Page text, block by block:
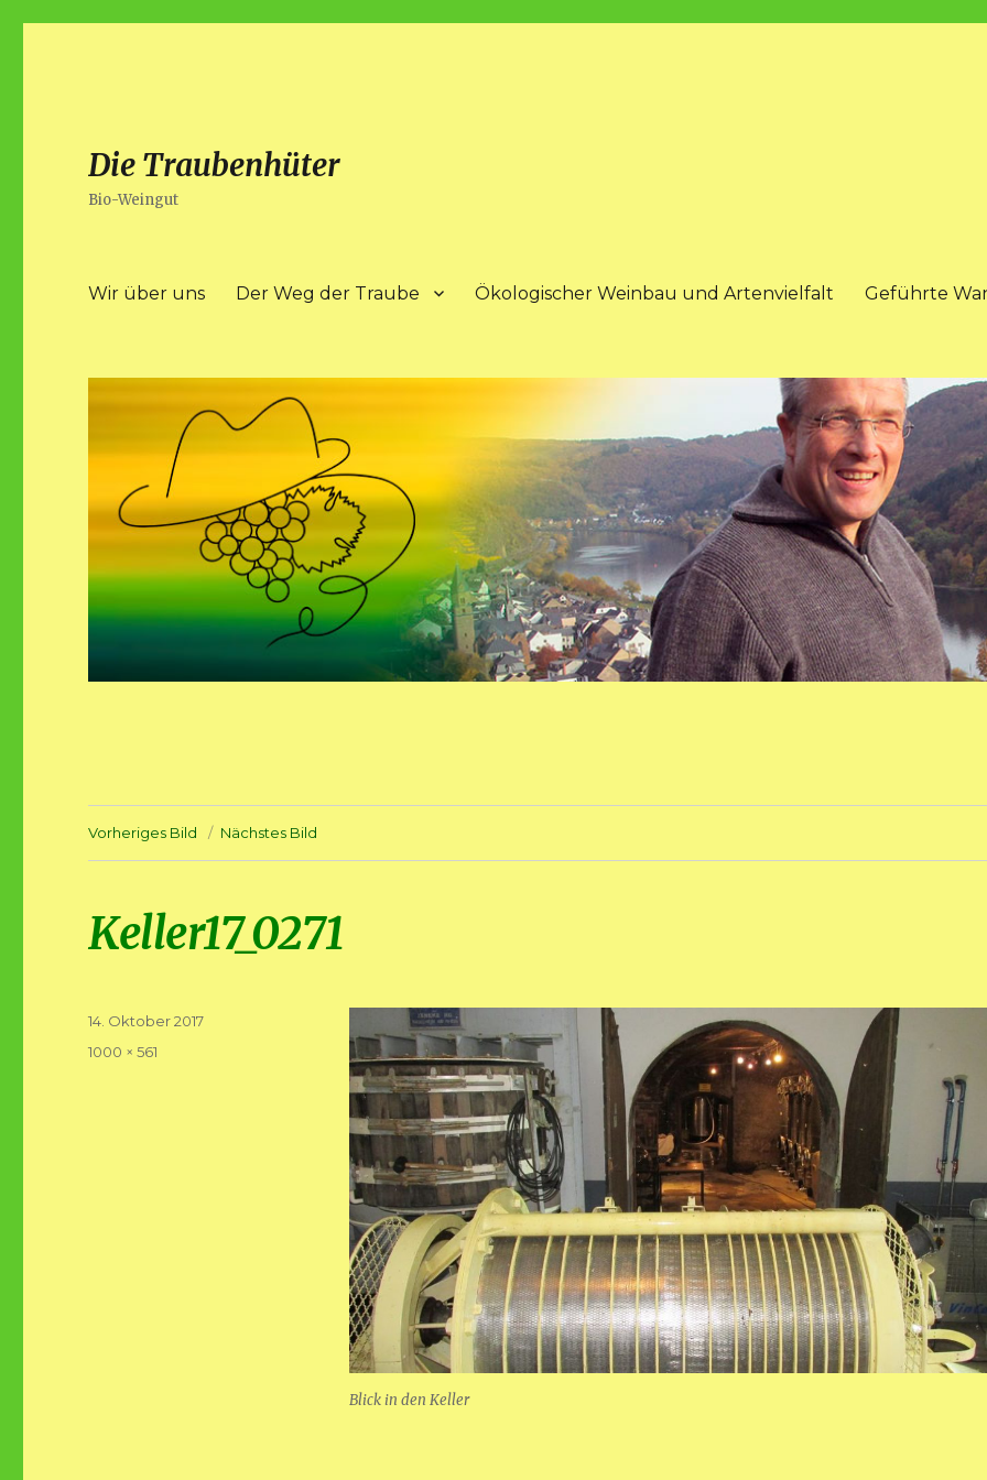
Die Traubenhüter
Bio-Weingut
Wir über uns Der Weg der Traube Ökologischer Weinbau und Artenvielfalt Geführte
Vorheriges Bild Nächstes Bild
Keller17_0271
Blick in den Keller
Veröffentlicht
14. Oktober 2017
Volle
1000 × 561